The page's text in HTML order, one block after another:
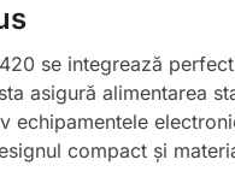
se integrează
asigură alimentarea
echipamentele
compact și